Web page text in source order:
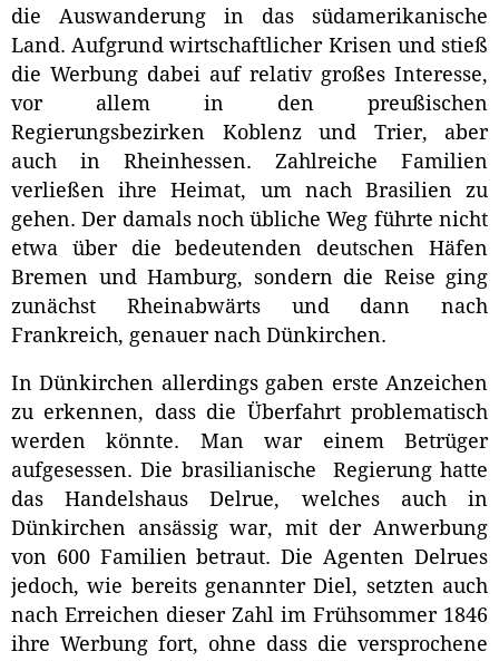
die Auswanderung in das südamerikanische
Land. Aufgrund wirtschaftlicher Krisen und stieß
die Werbung dabei auf relativ großes Interesse,
vor allem in den preußischen
Regierungsbezirken Koblenz und Trier, aber
auch in Rheinhessen. Zahlreiche Familien
verließen ihre Heimat, um nach Brasilien zu
gehen. Der damals noch übliche Weg führte nicht
etwa über die bedeutenden deutschen Häfen
Bremen und Hamburg, sondern die Reise ging
zunächst Rheinabwärts und dann nach
Frankreich, genauer nach Dünkirchen.
In Dünkirchen allerdings gaben erste Anzeichen
zu erkennen, dass die Überfahrt problematisch
werden könnte. Man war einem Betrüger
aufgesessen. Die brasilianische Regierung hatte
das Handelshaus Delrue, welches auch in
Dünkirchen ansässig war, mit der Anwerbung
von 600 Familien betraut. Die Agenten Delrues
jedoch, wie bereits genannter Diel, setzten auch
nach Erreichen dieser Zahl im Frühsommer 1846
ihre Werbung fort, ohne dass die versprochene